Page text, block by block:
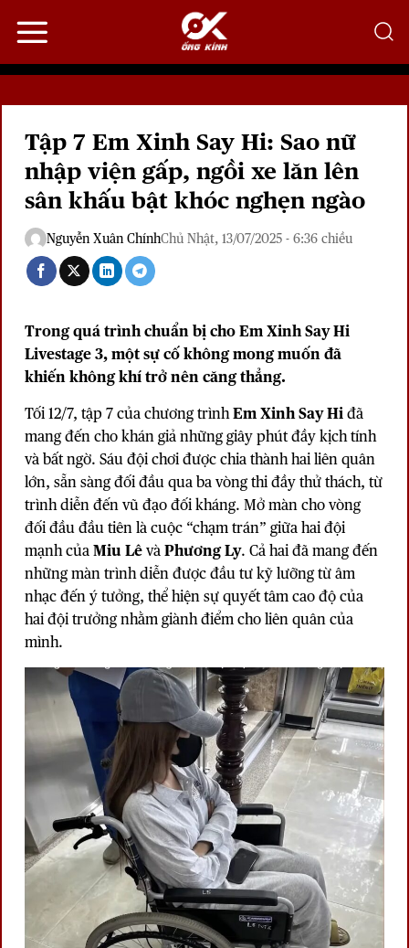
qua
dung
Tập 7 Em Xinh Say Hi: Sao nữ
nhập viện gấp, ngồi xe lăn lên
sân khấu bật khóc nghẹn ngào
Nguyễn Xuân ChínhChủ Nhật, 13/07/2025 - 6:36 chiều
Trong quá trình chuẩn bị cho Em Xinh Say Hi
Livestage 3, một sự cố không mong muốn đã
khiến không khí trở nên căng thẳng.
Tối 12/7, tập 7 của chương trìnhEm Xinh Say Hiđã
mang đến cho khán giả những giây phút đầy kịch tính
và bất ngờ. Sáu đội chơi được chia thành hai liên quân
lớn, sẵn sàng đối đầu qua ba vòng thi đầy thử thách, từ
trình diễn đến vũ đạo đối kháng. Mở màn cho vòng
đối đầu đầu tiên là cuộc “chạm trán” giữa hai đội
mạnh củaMiu LêvàPhương Ly. Cả hai đã mang đến
những màn trình diễn được đầu tư kỹ lưỡng từ âm
nhạc đến ý tưởng, thể hiện sự quyết tâm cao độ của
hai đội trưởng nhằm giành điểm cho liên quân của
mình.